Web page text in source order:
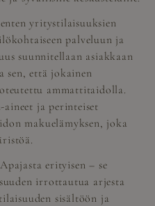
yritystilaisuuksien
palveluun ja
suunnitellaan asiakkaan
sen, että jokainen
ammattitaidolla.
ja perinteiset
makuelämyksen, joka
erityisen – se
irrottautua arjesta
sisältöön ja